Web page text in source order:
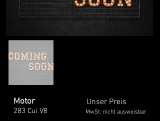
Motor
283 Cui V8 MwSt. nicht ausweisbar
Unser Preis